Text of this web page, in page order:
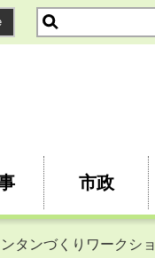
市政
タンづくりワークショ